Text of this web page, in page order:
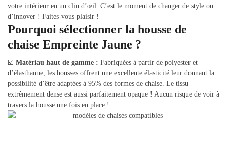
votre intérieur en un clin d’œil. C’est le moment de changer de style ou
d’innover ! Faites-vous plaisir !
Pourquoi sélectionner la housse de
chaise Empreinte Jaune ?
☑️ Matériau haut de gamme : Fabriquées à partir de polyester et
d’élasthanne, les housses offrent une excellente élasticité leur donnant la
possibilité d’être adaptées à 95% des formes de chaise. Le tissu
extrêmement dense est aussi parfaitement opaque ! Aucun risque de voir à
travers la housse une fois en place !